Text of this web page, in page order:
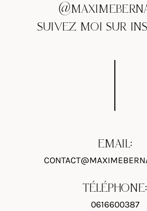
SUIVEZ MOI SUR
EMAIL:
TÉLÉPHONE:
0616600387